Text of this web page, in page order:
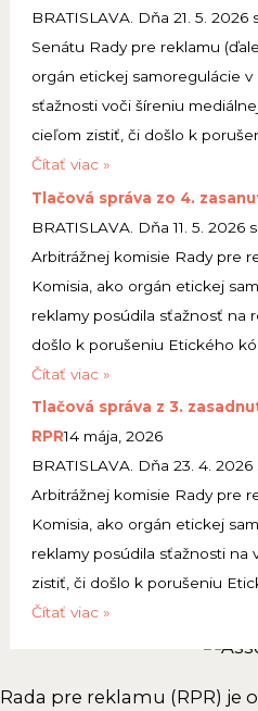
r
á
o
a
č
o
v
á
s
p
5
a
BRATISLAVA. Dňa 21. 5.
Senátu Rady pre reklamu
orgán etickej samoregulácie v
sťažnosti voči šíreniu
cieľom zistiť, či došlo k
T
l
a
č
o
v
á
s
p
r
á
v
a
s
Čítať viac »
Tlačová správa zo 4.
BRATISLAVA. Dňa 11. 5.
Arbitrážnej komisie Rady pre
Komisia, ako orgán etickej
reklamy posúdila sťažnosť na
došlo k porušeniu Etického
T
l
a
č
o
v
á
s
p
v
Čítať viac »
Tlačová správa z 3.
RPR14 mája, 2026
BRATISLAVA. Dňa 23. 4.
Arbitrážnej komisie Rady pre
Komisia, ako orgán etickej
reklamy posúdila sťažnosti na
zistiť, či došlo k porušeniu
T
č
Čítať viac »
Rada pre reklamu (RPR) je